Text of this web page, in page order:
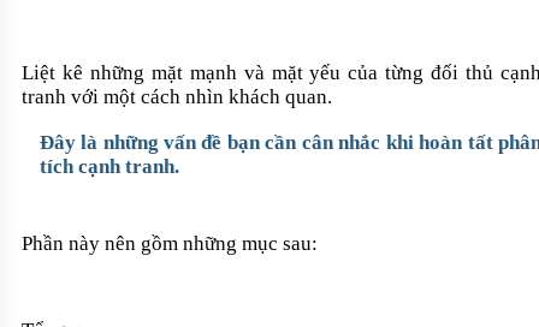
Liệt kê những mặt mạnh và mặt yếu của từng đối thủ
tranh với một cách nhìn khách quan.
Đây là những vấn đề bạn cần cân nhắc khi hoàn tất
tích cạnh tranh.
Phần này nên gồm những mục sau: